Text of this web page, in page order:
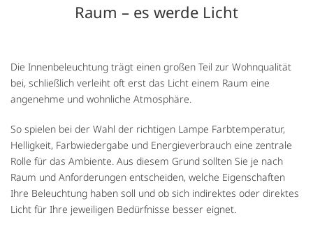
Raum – es werde Licht
Die Innenbeleuchtung trägt einen großen Teil zur Wohnqualität
bei, schließlich verleiht oft erst das Licht einem Raum eine
angenehme und wohnliche Atmosphäre.
So spielen bei der Wahl der richtigen Lampe Farbtemperatur,
Helligkeit, Farbwiedergabe und Energieverbrauch eine zentrale
Rolle für das Ambiente. Aus diesem Grund sollten Sie je nach
Raum und Anforderungen entscheiden, welche Eigenschaften
Ihre Beleuchtung haben soll und ob sich indirektes oder direktes
Licht für Ihre jeweiligen Bedürfnisse besser eignet.